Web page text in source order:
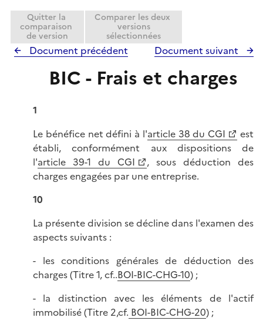
e
rQuitter la
comparaison
de version
Comparer les deux
versions
sélectionnées
Document précédent Document suivant
BIC - Frais et charges
1
Le bénéfice net défini à l'article 38 du CGI
est
établi, conformément aux dispositions de
l'article 39-1 du CGI
, sous déduction des
charges engagées par une entreprise.
10
La présente division se décline dans l'examen des
aspects suivants :
- les conditions générales de déduction des
charges (Titre 1, cf..BOI-BIC-CHG-10) ;
- la distinction avec les éléments de l'actif
immobilisé (Titre 2,cf. BOI-BIC-CHG-20) ;